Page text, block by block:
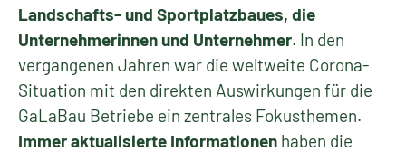
Landschafts- und Sportplatzbaues, die
Unternehmerinnen und Unternehmer. In den
vergangenen Jahren war die weltweite Corona-
Situation mit den direkten Auswirkungen für die
GaLaBau Betriebe ein zentrales Fokusthemen.
Immer aktualisierte Informationen haben die